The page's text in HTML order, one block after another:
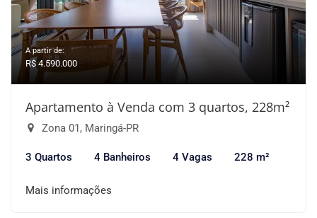
A partir de:
R$ 4.590.000
Apartamento à Venda com 3 quartos, 228m²
Zona 01, Maringá-PR
3 Quartos 4 Banheiros 4 Vagas 228 m²
Mais informações